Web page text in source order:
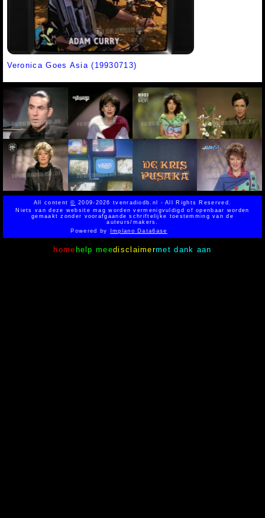
Veronica Goes Asia (19930713)
All content© 2009-2026 tvenradiodb.nl - All Rights Reserved.
Niets van deze website mag worden vermenigvuldigd of openbaar worden
gemaakt zonder voorafgaande schriftelijke toestemming van de
auteurs/makers.
Powered byImplano Data6ase
home help meedisclaimermet dank aan